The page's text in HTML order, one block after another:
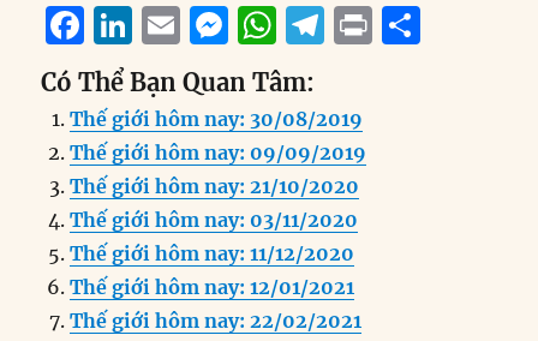
F
a
c
e
b
o
o
k
Li
n
k
e
d
I
n
E
m
ai
l
M
e
ss
e
n
g
er
W
h
at
s
A
p
p
T
e
g
r
a
m
P
Có Thể Bạn Quan Tâm:
Thế giới hôm nay: 30/08/2019
Thế giới hôm nay: 09/09/2019
Thế giới hôm nay: 21/10/2020
Thế giới hôm nay: 03/11/2020
Thế giới hôm nay: 11/12/2020
Thế giới hôm nay: 12/01/2021
Thế giới hôm nay: 22/02/2021